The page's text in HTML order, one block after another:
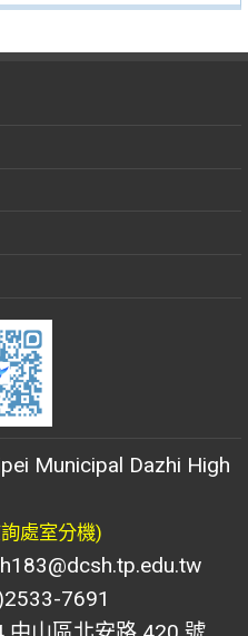
Municipal Dazhi High
處室分機)
7691